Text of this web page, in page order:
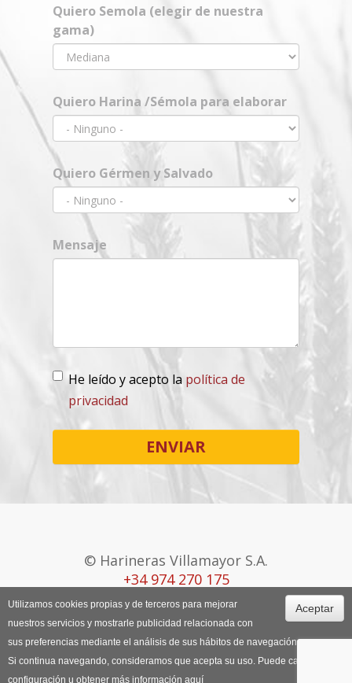
Quiero Semola (elegir de nuestra
gama)
Quiero Harina /Sémola para elaborar
Quiero Gérmen y Salvado
Mensaje
He leído y acepto la política de
privacidad
Lopd*
ENVIAR
© Harineras Villamayor S.A.
+34 974 270 175
Canal Ético
Aviso Legal
Política de
Cookies
Aceptar
Utilizamos cookies propias y de terceros para mejorar
nuestros servicios y mostrarle publicidad relacionada con
sus preferencias mediante el análisis de sus hábitos de navegación.
Si continua navegando, consideramos que acepta su uso. Puede cambiar la
configuración u obtener más información aquí